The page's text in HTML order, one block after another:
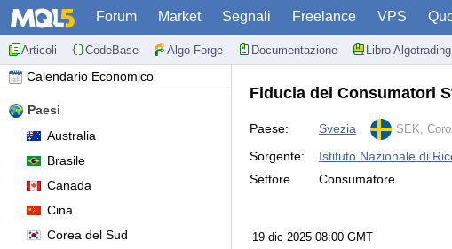
Forum Market Segnali Freelance VPS
Articoli CodeBase Algo Forge Documentazione Libro Algotrading
Calendario Economico
Paesi
Australia
Brasile
Canada
Cina
Corea del Sud
Fiducia dei Consumatori
Paese: Svezia SEK,
Sorgente:
Istituto Nazionale di
Settore
Consumatore
19 dic 2025 08:00 GMT